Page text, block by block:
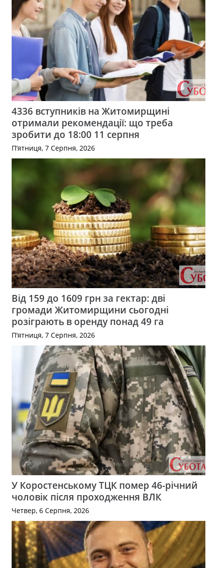
4336 вступників на Житомирщині
отримали рекомендації: що треба
зробити до 18:00 11 серпня
П’ятниця, 7 Серпня, 2026
Від 159 до 1609 грн за гектар: дві
громади Житомирщини сьогодні
розіграють в оренду понад 49 га
П’ятниця, 7 Серпня, 2026
У Коростенському ТЦК помер 46-річний
чоловік після проходження ВЛК
Четвер, 6 Серпня, 2026